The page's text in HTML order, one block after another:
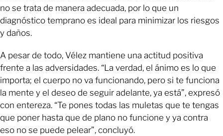
no se trata de manera adecuada, por lo que un
diagnóstico temprano es ideal para minimizar los riesgos
y daños.
A pesar de todo, Vélez mantiene una actitud positiva
frente a las adversidades. “La verdad, el ánimo es lo que
importa; el cuerpo no va funcionando, pero si te funciona
la mente y el deseo de seguir adelante, ya está”, expresó
con entereza. “Te pones todas las muletas que te tengas
que poner hasta que de plano no funcione y ya contra
eso no se puede pelear”, concluyó.